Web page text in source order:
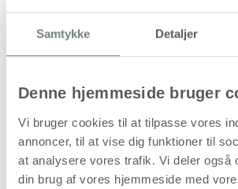
Samtykke Detaljer
Denne hjemmeside bruger
Vi bruger cookies til at tilpasse vores
annoncer, til at vise dig funktioner til
at analysere vores trafik. Vi deler også
din brug af vores hjemmeside med
når vi har